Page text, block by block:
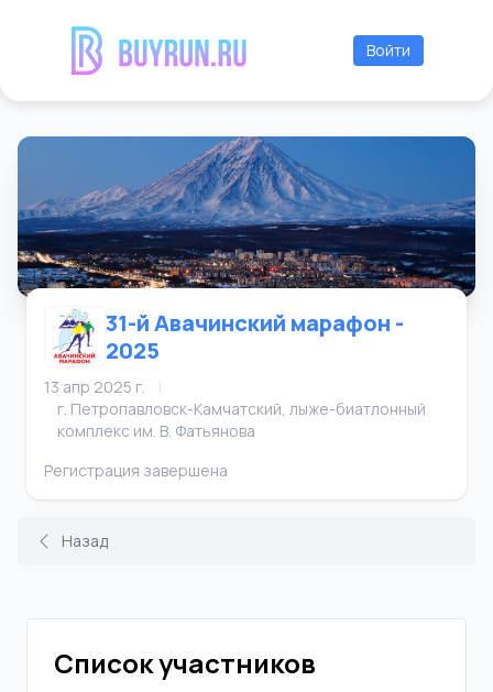
Войти
31-й Авачинский марафон -
2025
13 апр 2025 г.
|
г. Петропавловск-Камчатский, лыже-биатлонный
комплекс им. В. Фатьянова
Регистрация завершена
Назад
Список участников